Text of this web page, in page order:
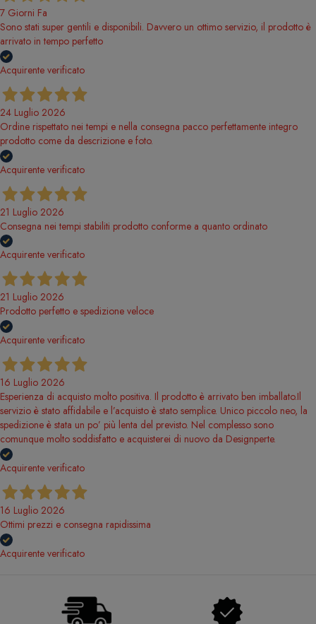
7 Giorni Fa
Sono stati super gentili e disponibili. Davvero un ottimo servizio, il prodotto è
arrivato in tempo perfetto
Acquirente verificato
24 Luglio 2026
Ordine rispettato nei tempi e nella consegna pacco perfettamente integro
prodotto come da descrizione e foto.
Acquirente verificato
21 Luglio 2026
Consegna nei tempi stabiliti prodotto conforme a quanto ordinato
Acquirente verificato
21 Luglio 2026
Prodotto perfetto e spedizione veloce
Acquirente verificato
16 Luglio 2026
Esperienza di acquisto molto positiva. Il prodotto è arrivato ben imballato.Il
servizio è stato affidabile e l’acquisto è stato semplice. Unico piccolo neo, la
spedizione è stata un po’ più lenta del previsto. Nel complesso sono
comunque molto soddisfatto e acquisterei di nuovo da Designperte.
Acquirente verificato
16 Luglio 2026
Ottimi prezzi e consegna rapidissima
Acquirente verificato